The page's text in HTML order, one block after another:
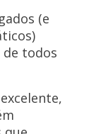
(e
de todos